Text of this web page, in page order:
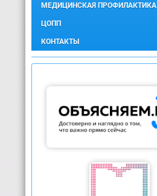
МЕДИЦИНСКАЯ ПРОФИЛАКТИКА
ЦОПП
КОНТАКТЫ